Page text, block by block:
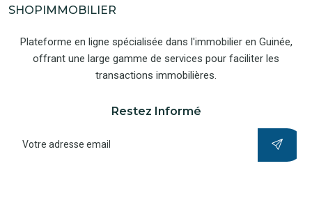
SHOPIMMOBILIER
Plateforme en ligne spécialisée dans l'immobilier en Guinée,
offrant une large gamme de services pour faciliter les
transactions immobilières.
Restez Informé